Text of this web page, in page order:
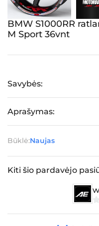
BMW S1000RR
M Sport 36vnt
Savybės:
Aprašymas:
Būklė:Naujas
Kiti šio pardavėjo